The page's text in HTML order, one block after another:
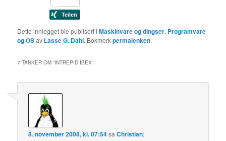
Dette innlegget ble publisert iMaskinvare og dingser, Programvare
og OSav Lasse G. Dahl. Bokmerkpermalenken.
7 TANKER OM “INTREPID IBEX”
8. november 2008, kl. 07:54sa Christian: